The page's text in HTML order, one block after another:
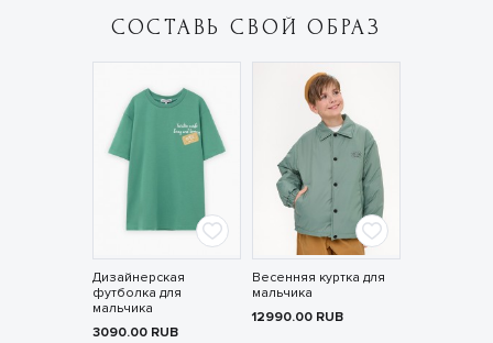
СОСТАВЬ СВОЙ ОБРАЗ
Дизайнерская
футболка для
мальчика
3090.00 RUB
Весенняя куртка для
мальчика
12990.00 RUB